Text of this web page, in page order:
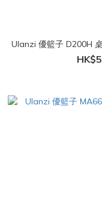
Ulanzi 優籃子 D200H